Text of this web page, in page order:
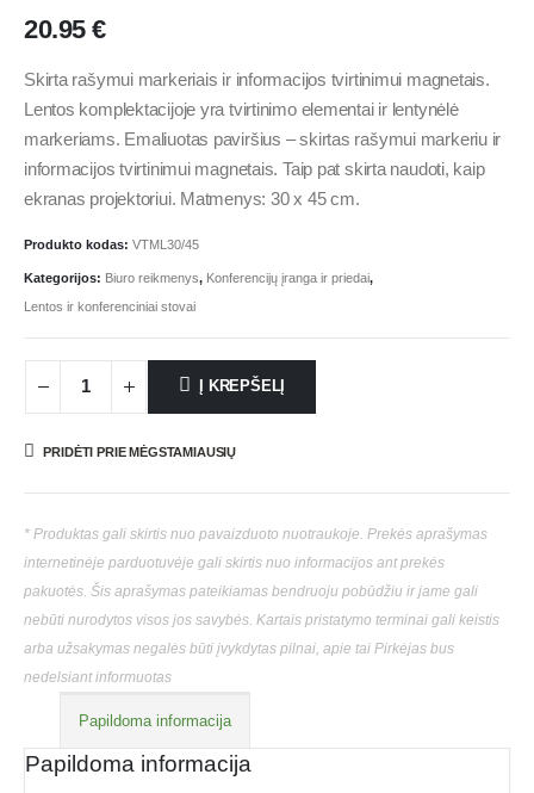
20.95€
Skirta rašymui markeriais ir informacijos tvirtinimui magnetais.
Lentos komplektacijoje yra tvirtinimo elementai ir lentynėlė
markeriams. Emaliuotas paviršius – skirtas rašymui markeriu ir
informacijos tvirtinimui magnetais. Taip pat skirta naudoti, kaip
ekranas projektoriui. Matmenys: 30 x 45 cm.
Produkto kodas: VTML30/45
Kategorijos: Biuro reikmenys, Konferencijų įranga ir priedai,
Lentos ir konferenciniai stovai
Į KREPŠELĮ
PRIDĖTI PRIE MĖGSTAMIAUSIŲ
* Produktas gali skirtis nuo pavaizduoto nuotraukoje. Prekės aprašymas
internetinėje parduotuvėje gali skirtis nuo informacijos ant prekės
pakuotės. Šis aprašymas pateikiamas bendruoju pobūdžiu ir jame gali
nebūti nurodytos visos jos savybės. Kartais pristatymo terminai gali keistis
arba užsakymas negalės būti įvykdytas pilnai, apie tai Pirkėjas bus
nedelsiant informuotas
Papildoma informacija
Papildoma informacija